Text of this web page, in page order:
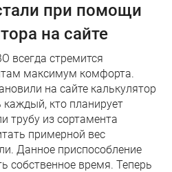
при помощи
на сайте
стремится
максимум комфорта.
на сайте калькулятор
каждый, кто планирует
трубу из сортамента
примерной вес
Данное приспособление
собственное время. Теперь